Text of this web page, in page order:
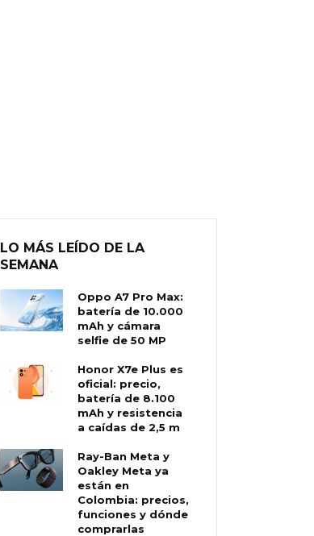
LO MÁS LEÍDO DE LA
SEMANA
Oppo A7 Pro Max:
batería de 10.000
mAh y cámara
selfie de 50 MP
Honor X7e Plus es
oficial: precio,
batería de 8.100
mAh y resistencia
a caídas de 2,5 m
Ray-Ban Meta y
Oakley Meta ya
están en
Colombia: precios,
funciones y dónde
comprarlas